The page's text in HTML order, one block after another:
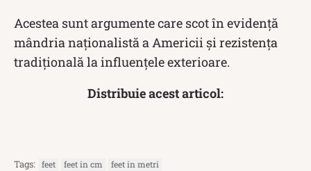
Acestea sunt argumente care scot în evidență
mândria naționalistă a Americii și rezistența
tradițională la influențele exterioare.
Distribuie acest articol:
Tags: feet feet in cm feet in metri